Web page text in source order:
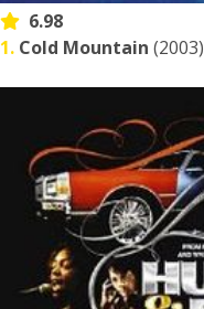
6.98
1. Cold Mountain (2003)